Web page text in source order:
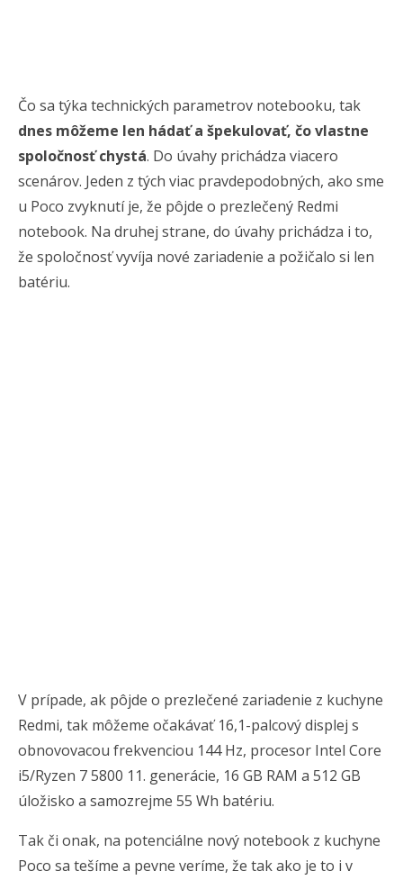
Čo sa týka technických parametrov notebooku, tak
dnes môžeme len hádať a špekulovať, čo vlastne
spoločnosť chystá. Do úvahy prichádza viacero
scenárov. Jeden z tých viac pravdepodobných, ako sme
u Poco zvyknutí je, že pôjde o prezlečený Redmi
notebook. Na druhej strane, do úvahy prichádza i to,
že spoločnosť vyvíja nové zariadenie a požičalo si len
batériu.
V prípade, ak pôjde o prezlečené zariadenie z kuchyne
Redmi, tak môžeme očakávať 16,1-palcový displej s
obnovovacou frekvenciou 144 Hz, procesor Intel Core
i5/Ryzen 7 5800 11. generácie, 16 GB RAM a 512 GB
úložisko a samozrejme 55 Wh batériu.
Tak či onak, na potenciálne nový notebook z kuchyne
Poco sa tešíme a pevne veríme, že tak ako je to i v